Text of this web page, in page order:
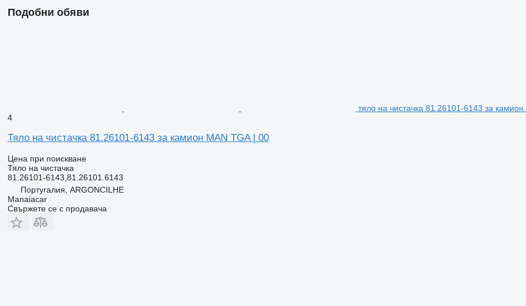
Подобни обяви
тяло на чистачка 81.26101-6143 за
4
Тяло на чистачка 81.26101-6143 за камион MAN TGA | 00
Цена при поискване
Тяло на чистачка
81.26101-6143,81.26101.6143
Португалия, ARGONCILHE
Manaiacar
Свържете се с продавача